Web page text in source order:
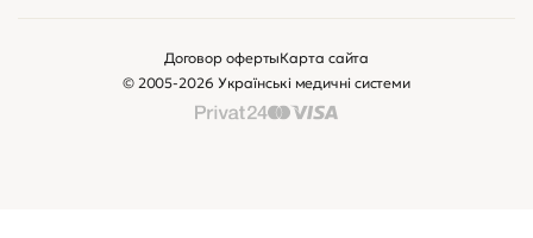
© 2005-2026 Українські медичні системи
Договор офертыКарта сайта